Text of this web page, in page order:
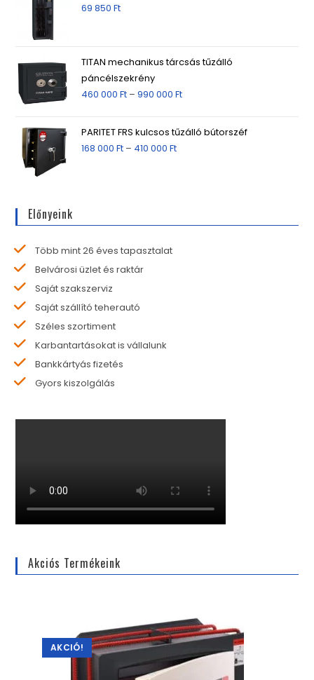
69 850Ft
TITAN mechanikus tárcsás tűzálló
páncélszekrény
460 000Ft –990 000Ft
PARITET FRS kulcsos tűzálló bútorszéf
168 000Ft – 410 000Ft
Előnyeink
Több mint 26 éves tapasztalat
Belvárosi üzlet és raktár
Saját szakszerviz
Saját szállító teherautó
Széles szortiment
Karbantartásokat is vállalunk
Bankkártyás fizetés
Gyors kiszolgálás
Akciós Termékeink
AKCIÓ!